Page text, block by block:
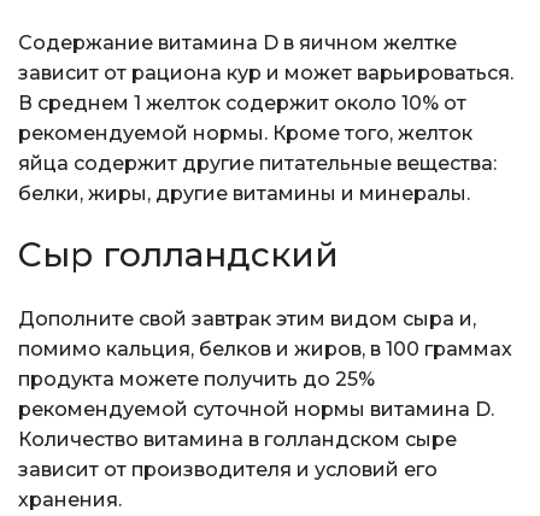
Содержание витамина D в яичном желтке
зависит от рациона кур и может варьироваться.
В среднем 1 желток содержит около 10% от
рекомендуемой нормы. Кроме того, желток
яйца содержит другие питательные вещества:
белки, жиры, другие витамины и минералы.
Сыр голландский
Дополните свой завтрак этим видом сыра и,
помимо кальция, белков и жиров, в 100 граммах
продукта можете получить до 25%
рекомендуемой суточной нормы витамина D.
Количество витамина в голландском сыре
зависит от производителя и условий его
хранения.